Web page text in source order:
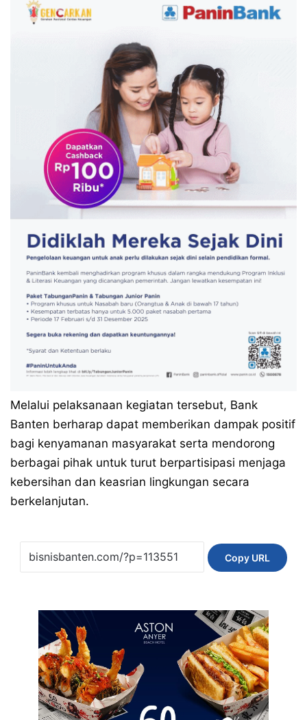
Melalui pelaksanaan kegiatan tersebut, Bank
Banten berharap dapat memberikan dampak positif
bagi kenyamanan masyarakat serta mendorong
berbagai pihak untuk turut berpartisipasi menjaga
kebersihan dan keasrian lingkungan secara
berkelanjutan.
Copy URL